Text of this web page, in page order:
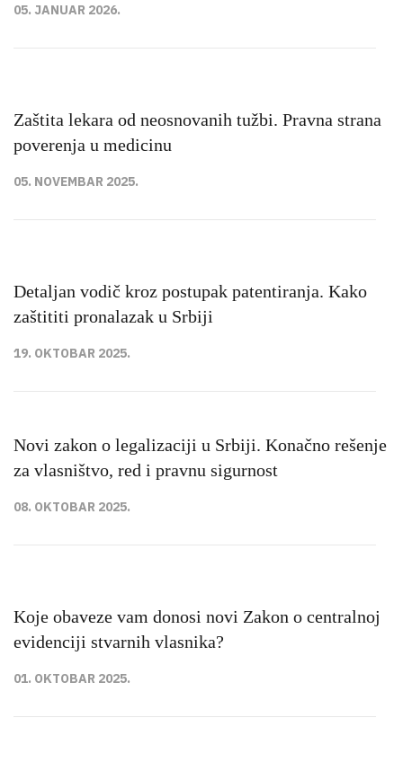
05. JANUAR 2026.
Zaštita lekara od neosnovanih tužbi. Pravna strana
poverenja u medicinu
05. NOVEMBAR 2025.
Detaljan vodič kroz postupak patentiranja. Kako
zaštititi pronalazak u Srbiji
19. OKTOBAR 2025.
Novi zakon o legalizaciji u Srbiji. Konačno rešenje
za vlasništvo, red i pravnu sigurnost
08. OKTOBAR 2025.
Koje obaveze vam donosi novi Zakon o centralnoj
evidenciji stvarnih vlasnika?
01. OKTOBAR 2025.